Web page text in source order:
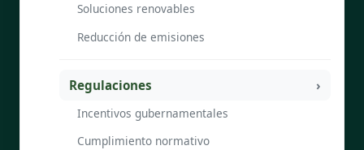
Soluciones renovables
Reducción de emisiones
Regulaciones
Incentivos gubernamentales
Cumplimiento normativo